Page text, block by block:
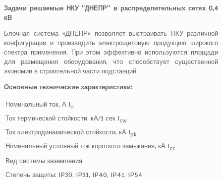
Задачи решаемые НКУ ”ДНЕПР” в распределительных сетях 0,4
кВ
Блочная система «ДНЕПР» позволяет выстраивать НКУ различной
конфигурации и производить электрощитовую продукцию широкого
спектра применения. При этом эффективно используются площади
для размещения оборудования, что способствует существенной
экономии в строительной части подстанций.
Основные технические характеристики:
Номинальный ток, А In
Ток термической стойкости, кА/1 сек Icw
Ток электродинамической стойкости, кА Ipk
Номинальный условный ток короткого замыкания, кА Icc
Вид системы заземления
Степень защиты: IP30, IP31, IP40, IP41, IP54